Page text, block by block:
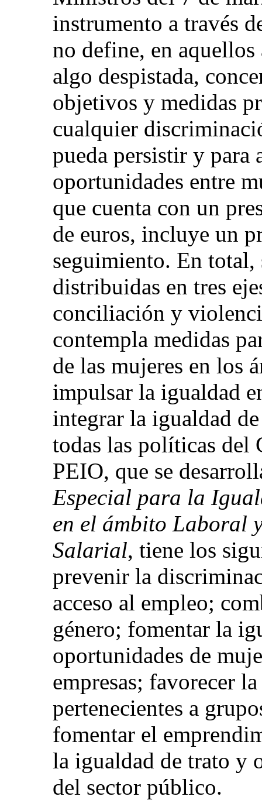
instrumento a través
no define, en
algo despistada,
objetivos y medidas
cualquier
pueda persistir y para
oportunidades entre
que cuenta con un
de euros, incluye un
seguimiento. En total,
distribuidas en tres
conciliación y
contempla medidas
de las mujeres en los
impulsar la igualdad
integrar la igualdad
todas las políticas del
PEIO, que se
Especial para la
en el ámbito Laboral
Salarial, tiene los
prevenir la
acceso al empleo;
género; fomentar la
oportunidades de
empresas; favorecer
pertenecientes a
fomentar el
la igualdad de trato y
del sector público.